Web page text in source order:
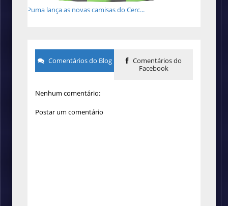
Puma lança as novas camisas do Cerc...
Comentários do Blog
Comentários do
Facebook
Nenhum comentário:
Postar um comentário